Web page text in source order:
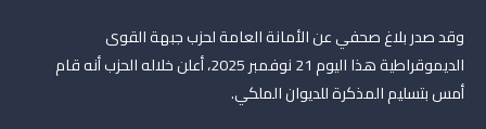
وقد صدر بلاغ صحفي عن الأمانة العامة لحزب جبهة القوى
الديموقراطية هذا اليوم 21 نوفمبر 2025، أعلن خلاله الحزب أنه قام
أمس بتسليم المذكرة للديوان الملكي.